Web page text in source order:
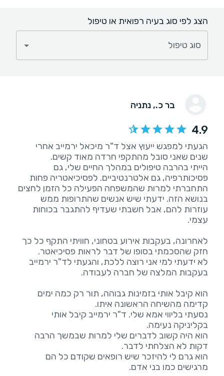
הצג לפי סוג בעיה רפואית או טיפול
סוג טיפול
בר כ., נתניה
4.9
הגעתי למפגש ייעוץ אצל ד"ר מיכאל ירמייב אחרי
הייתי בהרבה טיפולים במהלך החיים שלי, גם
פסיכותרפיה, גם אלטרנטיביים. לפסיכיאטריה פחות
התחברתי למרות שהמשפחה הפעילה כל הזמן לחצים
בנושא הזה. ידעתי שיש אנשים שהתרופות ממש
עוזרות להם, אבל חשבתי שעדיף להתגבר בכוחות
לאחרונה, בעקבות אירוע בטחוני, חוויתי התקף כל כך
לא ידעתי למי אני רוצה ללכת, והגעתי לד"ר ירמייב
הוא קיבל אותי בזמינות גבוהה, תור רק כמה ימים
נסעתי בליווי אמא שלי. ד"ר ירמייב קיבל אותי
הוא היה קשוב לדברים שלי למרות שבמשך הרבה
הוא גרם לי להיזכר שיש רופאים שקודם כל הם